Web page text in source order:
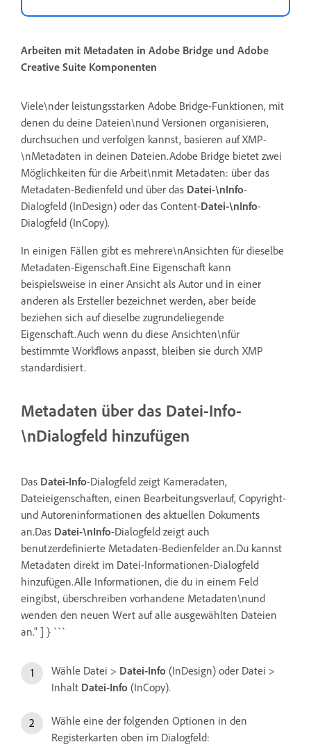
Arbeiten mit Metadaten in Adobe Bridge und Adobe
Creative Suite Komponenten
Viele\nder leistungsstarken Adobe Bridge-Funktionen, mit
denen du deine Dateien\nund Versionen organisieren,
durchsuchen und verfolgen kannst, basieren auf XMP-
\nMetadaten in deinen Dateien.Adobe Bridge bietet zwei
Möglichkeiten für die Arbeit\nmit Metadaten: über das
Metadaten-Bedienfeld und über das Datei-\nInfo-
Dialogfeld (InDesign) oder das Content-Datei-\nInfo-
Dialogfeld (InCopy).
In einigen Fällen gibt es mehrere\nAnsichten für dieselbe
Metadaten-Eigenschaft.Eine Eigenschaft kann
beispielsweise in einer Ansicht als Autor und in einer
anderen als Ersteller bezeichnet werden, aber beide
beziehen sich auf dieselbe zugrundeliegende
Eigenschaft.Auch wenn du diese Ansichten\nfür
bestimmte Workflows anpasst, bleiben sie durch XMP
standardisiert.
Metadaten über das Datei-Info-
\nDialogfeld hinzufügen
Das Datei-Info-Dialogfeld zeigt Kameradaten,
Dateieigenschaften, einen Bearbeitungsverlauf, Copyright-
und Autoreninformationen des aktuellen Dokuments
an.Das Datei-\nInfo-Dialogfeld zeigt auch
benutzerdefinierte Metadaten-Bedienfelder an.Du kannst
Metadaten direkt im Datei-Informationen-Dialogfeld
hinzufügen.Alle Informationen, die du in einem Feld
eingibst, überschreiben vorhandene Metadaten\nund
wenden den neuen Wert auf alle ausgewählten Dateien
an." ] } ```
Wähle Datei > Datei-Info (InDesign) oder Datei >
Inhalt Datei-Info (InCopy).
Wähle eine der folgenden Optionen in den
Registerkarten oben im Dialogfeld: